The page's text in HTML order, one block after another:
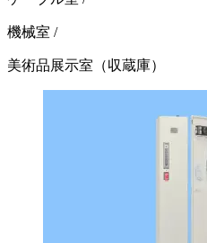
機械室 /
美術品展示室（収蔵庫）